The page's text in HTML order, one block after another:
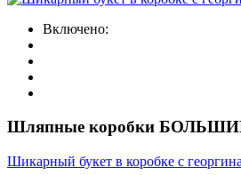
Включено:
Шляпные коробки
Шикарный букет в коробке с